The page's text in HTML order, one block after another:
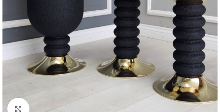
Büyütmek için tıklayın